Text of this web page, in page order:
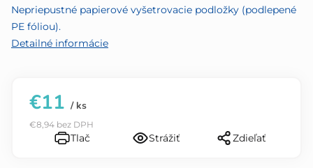
5
hviezdičiek.
Nepriepustné papierové vyšetrovacie podložky (podlepené
PE fóliou).
Detailné informácie
€11 / ks
€8,94 bez DPH
Tlač Strážiť Zdieľať